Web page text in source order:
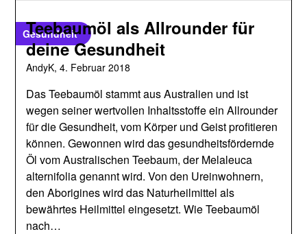
Gesundheit
Teebaumöl als Allrounder für
deine Gesundheit
AndyK,4. Februar 2018
Das Teebaumöl stammt aus Australien und ist
wegen seiner wertvollen Inhaltsstoffe ein Allrounder
für die Gesundheit, vom Körper und Geist profitieren
können. Gewonnen wird das gesundheitsfördernde
Öl vom Australischen Teebaum, der Melaleuca
alternifolia genannt wird. Von den Ureinwohnern,
den Aborigines wird das Naturheilmittel als
bewährtes Heilmittel eingesetzt. Wie Teebaumöl
nach…